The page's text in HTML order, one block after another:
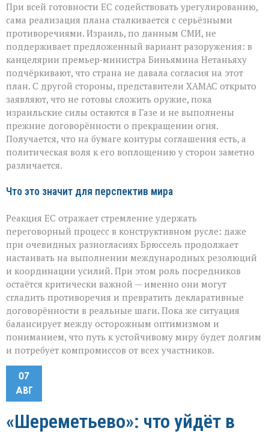
При всей готовности ЕС содействовать урегулированию,
сама реализация плана сталкивается с серьёзными
противоречиями. Израиль, по данным СМИ, не
поддерживает предложенный вариант разоружения: в
канцелярии премьер‑министра Биньямина Нетаньяху
подчёркивают, что страна не давала согласия на этот
план. С другой стороны, представители ХАМАС открыто
заявляют, что не готовы сложить оружие, пока
израильские силы остаются в Газе и не выполнены
прежние договорённости о прекращении огня.
Получается, что на бумаге контуры соглашения есть, а
политическая воля к его воплощению у сторон заметно
различается.
Что это значит для перспектив мира
Реакция ЕС отражает стремление удержать
переговорный процесс в конструктивном русле: даже
при очевидных разногласиях Брюссель продолжает
настаивать на выполнении международных резолюций
и координации усилий. При этом роль посредников
остаётся критически важной — именно они могут
сгладить противоречия и превратить декларативные
договорённости в реальные шаги. Пока же ситуация
балансирует между осторожным оптимизмом и
пониманием, что путь к устойчивому миру будет долгим
и потребует компромиссов от всех участников.
07
АВГ
«Шереметьево»: что уйдёт в